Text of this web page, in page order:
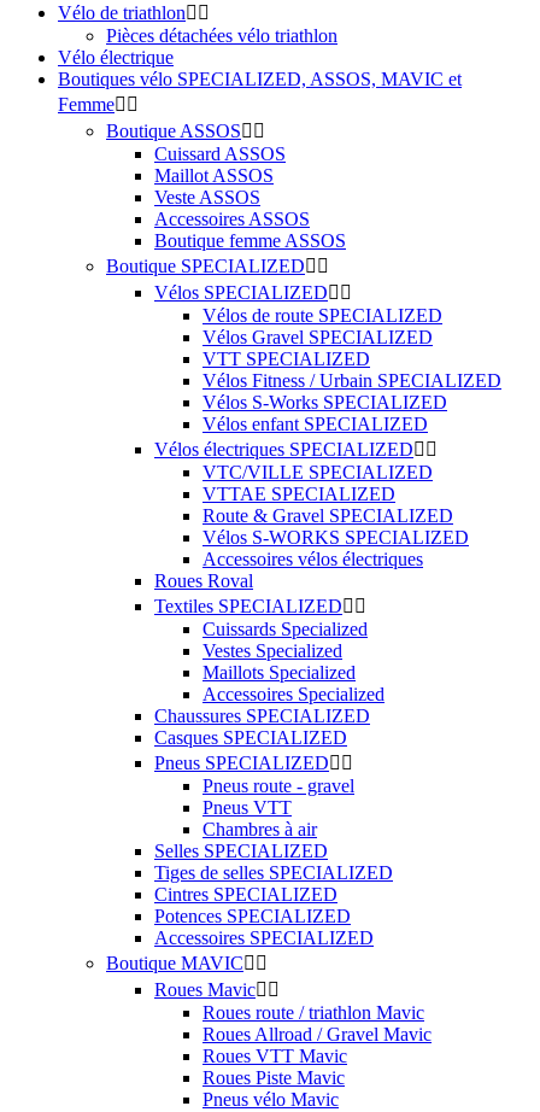
Vélo de triathlon 
Pièces détachées vélo triathlon
Vélo électrique
Boutiques vélo SPECIALIZED, ASSOS, MAVIC et
Femme 
Boutique ASSOS 
Cuissard ASSOS
Maillot ASSOS
Veste ASSOS
Accessoires ASSOS
Boutique femme ASSOS
Boutique SPECIALIZED 
Vélos SPECIALIZED 
Vélos de route SPECIALIZED
Vélos Gravel SPECIALIZED
VTT SPECIALIZED
Vélos Fitness / Urbain SPECIALIZED
Vélos S-Works SPECIALIZED
Vélos enfant SPECIALIZED
Vélos électriques SPECIALIZED 
VTC/VILLE SPECIALIZED
VTTAE SPECIALIZED
Route & Gravel SPECIALIZED
Vélos S-WORKS SPECIALIZED
Accessoires vélos électriques
Roues Roval
Textiles SPECIALIZED 
Cuissards Specialized
Vestes Specialized
Maillots Specialized
Accessoires Specialized
Chaussures SPECIALIZED
Casques SPECIALIZED
Pneus SPECIALIZED 
Pneus route - gravel
Pneus VTT
Chambres à air
Selles SPECIALIZED
Tiges de selles SPECIALIZED
Cintres SPECIALIZED
Potences SPECIALIZED
Accessoires SPECIALIZED
Boutique MAVIC 
Roues Mavic 
Roues route / triathlon Mavic
Roues Allroad / Gravel Mavic
Roues VTT Mavic
Roues Piste Mavic
Pneus vélo Mavic